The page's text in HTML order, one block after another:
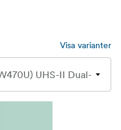
Visa varianter